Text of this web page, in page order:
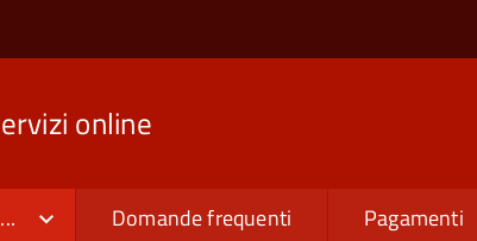
online
Domande frequenti Pagamenti